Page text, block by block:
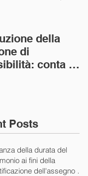
della
di
conta la
Posts
della durata del
ai fini della
dell'assegno di